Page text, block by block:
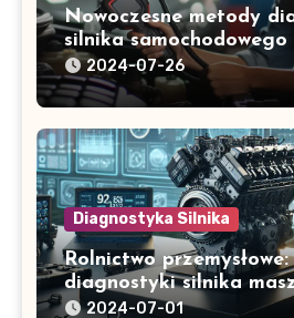
Nowoczesne metody
silnika samochodowego
2024-07-26
Diagnostyka Silnika
Rolnictwo
diagnostyki silnika
2024-07-01